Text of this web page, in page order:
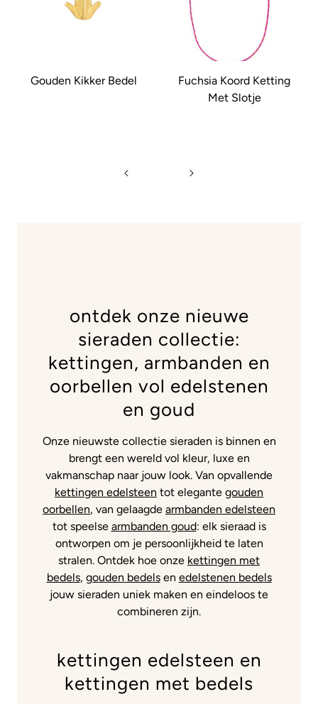
Gouden Kikker Bedel
Fuchsia Koord Ketting
Met Slotje
ontdek onze nieuwe
sieraden collectie:
kettingen, armbanden en
oorbellen vol edelstenen
en goud
Onze nieuwste collectie sieraden is binnen en
brengt een wereld vol kleur, luxe en
vakmanschap naar jouw look. Van opvallende
kettingen edelsteen tot elegante gouden
oorbellen, van gelaagde armbanden edelsteen
tot speelse armbanden goud: elk sieraad is
ontworpen om je persoonlijkheid te laten
stralen. Ontdek hoe onze kettingen met
bedels, gouden bedelsen edelstenen bedels
jouw sieraden uniek maken en eindeloos te
combineren zijn.
kettingen edelsteen en
kettingen met bedels